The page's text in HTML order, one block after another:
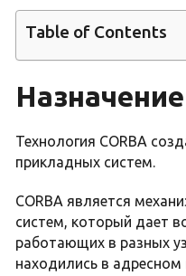
Table of Contents
Технология CORBA
прикладных систем.
CORBA является
систем, который дает
работающих в разных
находились в адресном